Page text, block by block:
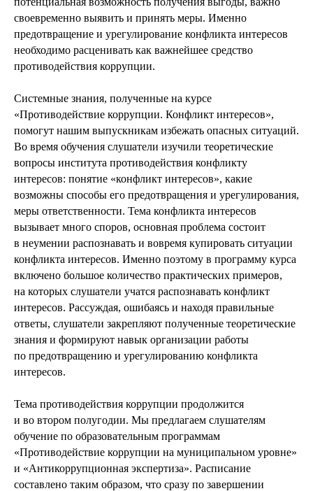
своевременно выявить и принять меры. Именно
предотвращение и урегулирование конфликта интересов
необходимо расценивать как важнейшее средство
противодействия коррупции.
Системные знания, полученные на курсе
«Противодействие коррупции. Конфликт интересов»,
помогут нашим выпускникам избежать опасных ситуаций.
Во время обучения слушатели изучили теоретические
вопросы института противодействия конфликту
интересов: понятие «конфликт интересов», какие
возможны способы его предотвращения и урегулирования,
меры ответственности. Тема конфликта интересов
вызывает много споров, основная проблема состоит
в неумении распознавать и вовремя купировать ситуации
конфликта интересов. Именно поэтому в программу курса
включено большое количество практических примеров,
на которых слушатели учатся распознавать конфликт
интересов. Рассуждая, ошибаясь и находя правильные
ответы, слушатели закрепляют полученные теоретические
знания и формируют навык организации работы
по предотвращению и урегулированию конфликта
интересов.
Тема противодействия коррупции продолжится
и во втором полугодии. Мы предлагаем слушателям
обучение по образовательным программам
«Противодействие коррупции на муниципальном уровне»
и «Антикоррупционная экспертиза». Расписание
составлено таким образом, что сразу по завершении